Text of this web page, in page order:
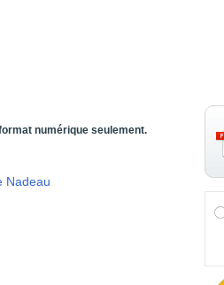
numérique seulement.
Nadeau